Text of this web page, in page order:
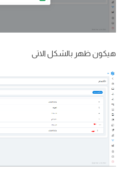
هيكون ظهر بالشكل الاتى